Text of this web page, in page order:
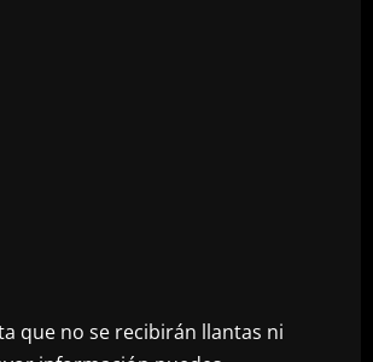
que no se recibirán llantas ni